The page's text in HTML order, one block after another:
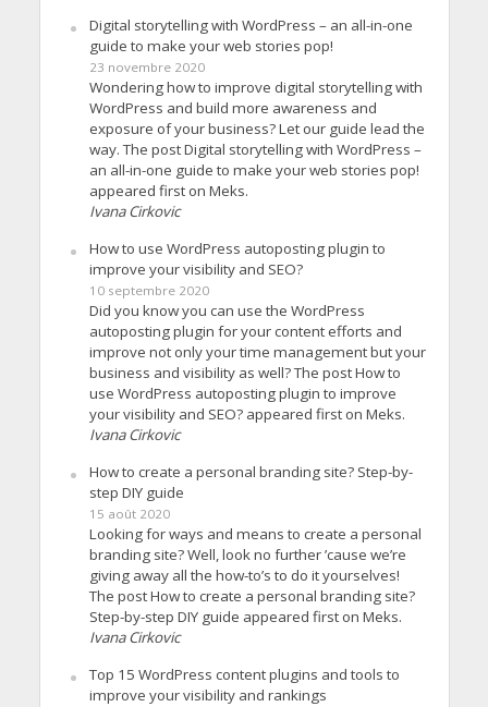
Digital storytelling with WordPress – an all-in-one
guide to make your web stories pop!
23 novembre 2020
Wondering how to improve digital storytelling with
WordPress and build more awareness and
exposure of your business? Let our guide lead the
way. The post Digital storytelling with WordPress –
an all-in-one guide to make your web stories pop!
appeared first on Meks.
Ivana Cirkovic
How to use WordPress autoposting plugin to
improve your visibility and SEO?
10 septembre 2020
Did you know you can use the WordPress
autoposting plugin for your content efforts and
improve not only your time management but your
business and visibility as well? The post How to
use WordPress autoposting plugin to improve
your visibility and SEO? appeared first on Meks.
Ivana Cirkovic
How to create a personal branding site? Step-by-
step DIY guide
15 août 2020
Looking for ways and means to create a personal
branding site? Well, look no further ’cause we’re
giving away all the how-to’s to do it yourselves!
The post How to create a personal branding site?
Step-by-step DIY guide appeared first on Meks.
Ivana Cirkovic
Top 15 WordPress content plugins and tools to
improve your visibility and rankings